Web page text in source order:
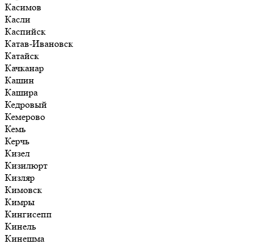
Касимов
Касли
Каспийск
Катав-Ивановск
Катайск
Качканар
Кашин
Кашира
Кедровый
Кемерово
Кемь
Керчь
Кизел
Кизилюрт
Кизляр
Кимовск
Кимры
Кингисепп
Кинель
Кинешма